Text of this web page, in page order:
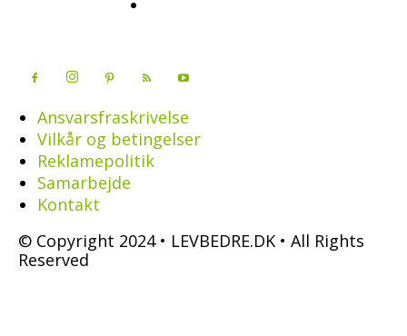
Ansvarsfraskrivelse
Vilkår og betingelser
Reklamepolitik
Samarbejde
Kontakt
© Copyright 2024 • LEVBEDRE.DK • All Rights
Reserved